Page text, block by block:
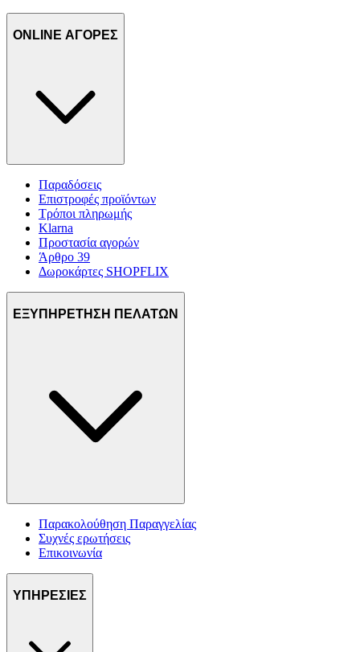
ONLINE ΑΓΟΡΕΣ
Παραδόσεις
Επιστροφές προϊόντων
Τρόποι πληρωμής
Klarna
Προστασία αγορών
Άρθρο 39
Δωροκάρτες SHOPFLIX
ΕΞΥΠΗΡΕΤΗΣΗ ΠΕΛΑΤΩΝ
Παρακολούθηση Παραγγελίας
Συχνές ερωτήσεις
Επικοινωνία
ΥΠΗΡΕΣΙΕΣ